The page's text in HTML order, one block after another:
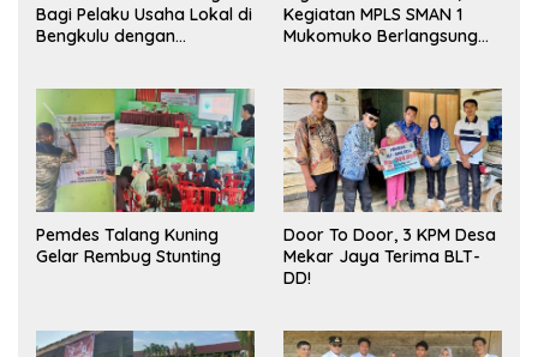
Bagi Pelaku Usaha Lokal di
Bengkulu dengan
Pasar
Kegiatan MPLS SMAN 1
Mukomuko Berlangsung
Pemdes Talang Kuning
Gelar Rembug Stunting
Door To Door, 3 KPM Desa
Mekar Jaya Terima BLT-
DD!